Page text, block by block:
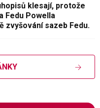
klesají, protože
Fedu Powella
zvyšování sazeb Fedu.